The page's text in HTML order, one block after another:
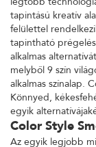
tapintású kreatív
felülettel
tapintható
alkalmas
melyből 9 szín
alkalmas színalap.
Könnyed,
egyik
Color Style
Az egyik legjobb